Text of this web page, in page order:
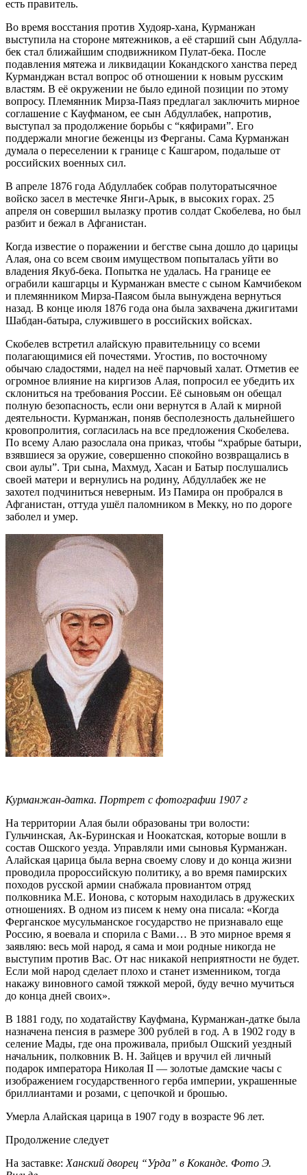
есть правитель.
Во время восстания против Худояр-хана, Курманжан
выступила на стороне мятежников, а её старший сын Абдулла-
бек стал ближайшим сподвижником Пулат-бека. После
подавления мятежа и ликвидации Кокандского ханства перед
Курманджан встал вопрос об отношении к новым русским
властям. В её окружении не было единой позиции по этому
вопросу. Племянник Мирза-Паяз предлагал заключить мирное
соглашение с Кауфманом, ее сын Абдуллабек, напротив,
выступал за продолжение борьбы с “кяфирами”. Его
поддержали многие беженцы из Ферганы. Сама Курманжан
думала о переселении к границе с Кашгаром, подальше от
российских военных сил.
В апреле 1876 года Абдуллабек собрав полуторатысячное
войско засел в местечке Янги-Арык, в высоких горах. 25
апреля он совершил вылазку против солдат Скобелева, но был
разбит и бежал в Афганистан.
Когда известие о поражении и бегстве сына дошло до царицы
Алая, она со всем своим имуществом попыталась уйти во
владения Якуб-бека. Попытка не удалась. На границе ее
ограбили кашгарцы и Курманжан вместе с сыном Камчибеком
и племянником Мирза-Паясом была вынуждена вернуться
назад. В конце июля 1876 года она была захвачена джигитами
Шабдан-батыра, служившего в российских войсках.
Скобелев встретил алайскую правительницу со всеми
полагающимися ей почестями. Угостив, по восточному
обычаю сладостями, надел на неё парчовый халат. Отметив ее
огромное влияние на киргизов Алая, попросил ее убедить их
склониться на требования России. Её сыновьям он обещал
полную безопасность, если они вернутся в Алай к мирной
деятельности. Курманжан, поняв бесполезность дальнейшего
кровопролития, согласилась на все предложения Скобелева.
По всему Алаю разослала она приказ, чтобы “храбрые батыри,
взявшиеся за оружие, совершенно спокойно возвращались в
свои аулы”. Три сына, Махмуд, Хасан и Батыр послушались
своей матери и вернулись на родину, Абдуллабек же не
захотел подчиниться неверным. Из Памира он пробрался в
Афганистан, оттуда ушёл паломником в Мекку, но по дороге
заболел и умер.
Курманжан-датка. Портрет с фотографии 1907 г
На территории Алая были образованы три волости:
Гульчинская, Ак-Буринская и Ноокатская, которые вошли в
состав Ошского уезда. Управляли ими сыновья Курманжан.
Алайская царица была верна своему слову и до конца жизни
проводила пророссийскую политику, а во время памирских
походов русской армии снабжала провиантом отряд
полковника М.Е. Ионова, с которым находилась в дружеских
отношениях. В одном из писем к нему она писала: «Когда
Ферганское мусульманское государство не признавало еще
Россию, я воевала и спорила с Вами… В это мирное время я
заявляю: весь мой народ, я сама и мои родные никогда не
выступим против Вас. От нас никакой неприятности не будет.
Если мой народ сделает плохо и станет изменником, тогда
накажу виновного самой тяжкой мерой, буду вечно мучиться
до конца дней своих».
В 1881 году, по ходатайству Кауфмана, Курманжан-датке была
назначена пенсия в размере 300 рублей в год. А в 1902 году в
селение Мады, где она проживала, прибыл Ошский уездный
начальник, полковник В. Н. Зайцев и вручил ей личный
подарок императора Николая II — золотые дамские часы с
изображением государственного герба империи, украшенные
бриллиантами и розами, с цепочкой и брошью.
Умерла Алайская царица в 1907 году в возрасте 96 лет.
Продолжение следует
На заставке: Ханский дворец “Урда” в Коканде. Фото Э.